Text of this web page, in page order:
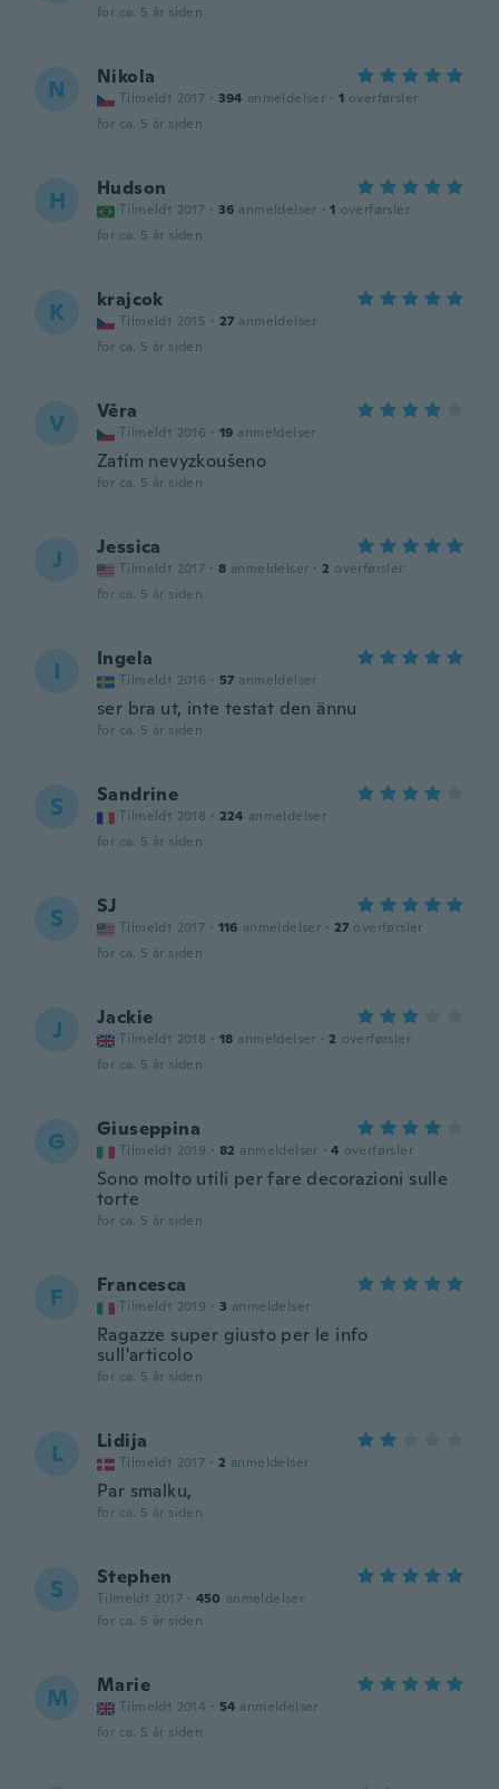
for ca. 5 år siden
N Nikola
Tilmeldt 2017 · 394 anmeldelser · 1 overførsler
for ca. 5 år siden
H Hudson
Tilmeldt 2017 · 36 anmeldelser · 1 overførsler
for ca. 5 år siden
K krajcok
Tilmeldt 2015 · 27 anmeldelser
for ca. 5 år siden
V Věra
Tilmeldt 2016 · 19 anmeldelser
Zatím nevyzkoušeno
for ca. 5 år siden
J Jessica
Tilmeldt 2017 · 8 anmeldelser · 2 overførsler
for ca. 5 år siden
I Ingela
Tilmeldt 2016 · 57 anmeldelser
ser bra ut, inte testat den ännu
for ca. 5 år siden
S Sandrine
Tilmeldt 2018 · 224 anmeldelser
for ca. 5 år siden
S SJ
Tilmeldt 2017 · 116 anmeldelser · 27 overførsler
for ca. 5 år siden
J Jackie
Tilmeldt 2018 · 18 anmeldelser · 2 overførsler
for ca. 5 år siden
G Giuseppina
Tilmeldt 2019 · 82 anmeldelser · 4 overførsler
Sono molto utili per fare decorazioni sulle
torte
for ca. 5 år siden
F Francesca
Tilmeldt 2019 · 3 anmeldelser
Ragazze super giusto per le info
sull'articolo
for ca. 5 år siden
L Lidija
Tilmeldt 2017 · 2 anmeldelser
Par smalku,
for ca. 5 år siden
S Stephen
Tilmeldt 2017 · 450 anmeldelser
for ca. 5 år siden
M Marie
Tilmeldt 2014 · 54 anmeldelser
for ca. 5 år siden